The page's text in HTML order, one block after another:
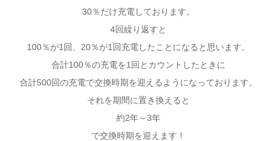
30％だけ充電しております。
4回繰り返すと
100％が1回、20％が1回充電したことになると思います。
合計100％の充電を1回とカウントしたときに
合計500回の充電で交換時期を迎えるようになっております。
それを期間に置き換えると
約2年～3年
で交換時期を迎えます！